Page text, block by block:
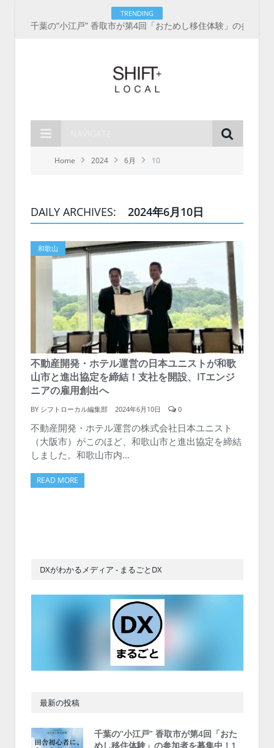
TRENDING
Home 2024 6月 10
DAILY ARCHIVES: 2024年6月10日
和歌山
不動産開発・ホテル運営の日本ユニストが和歌
山市と進出協定を締結！支社を開設、ITエンジ
ニアの雇用創出へ
BY シフトローカル編集部 2024年6月10日 0
不動産開発・ホテル運営の株式会社日本ユニスト
（大阪市）がこのほど、和歌山市と進出協定を締結
しました。和歌山市内…
READ MORE
DXがわかるメディア - まるごとDX
最新の投稿
千葉の“小江戸” 香取市が第4回「おた
めし移住体験」の参加者を募集中！1